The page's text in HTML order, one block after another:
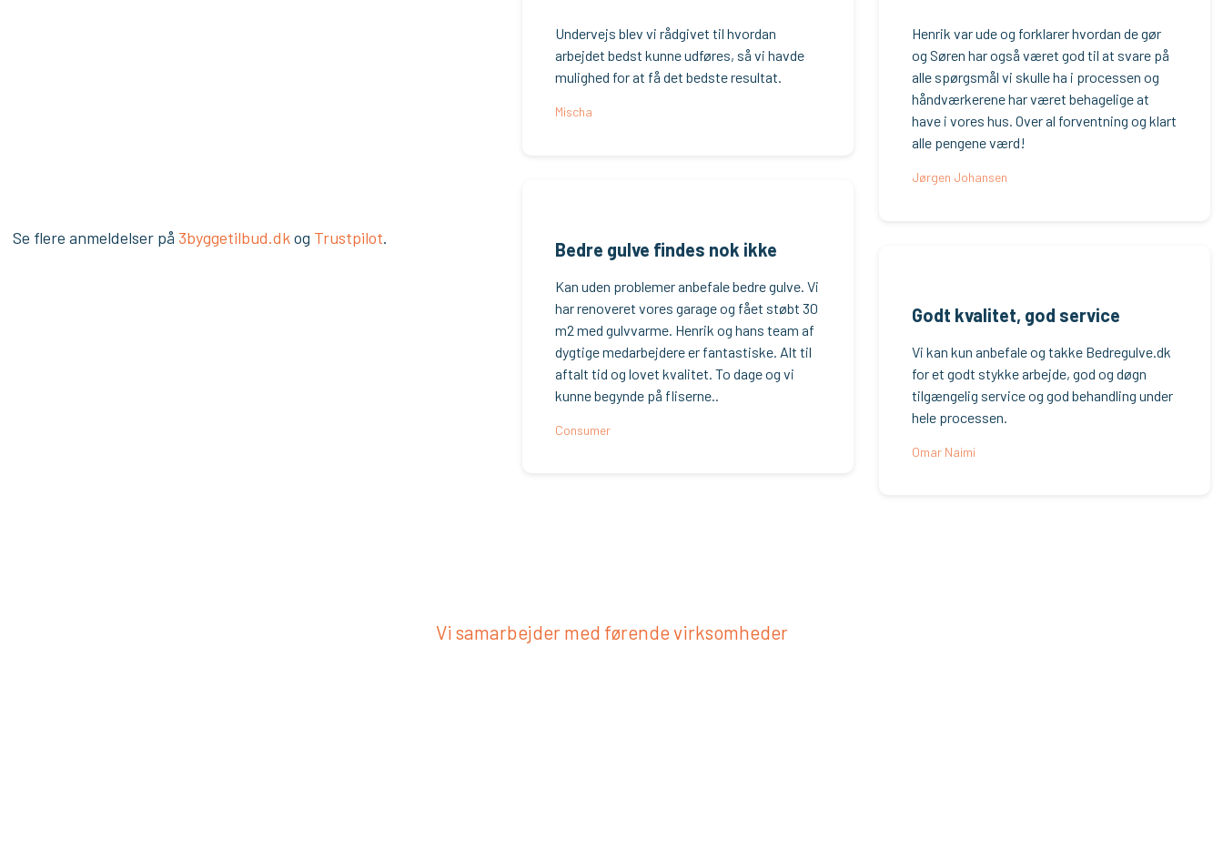
Se flere anmeldelser på 3byggetilbud.dkog Trustpilot.​
Undervejs blev vi rådgivet til hvordan
arbejdet bedst kunne udføres, så vi havde
mulighed for at få det bedste resultat.
Mischa
Bedre gulve findes nok ikke
Kan uden problemer anbefale bedre gulve. Vi
har renoveret vores garage og fået støbt 30
m2 med gulvvarme. Henrik og hans team af
dygtige medarbejdere er fantastiske. Alt til
aftalt tid og lovet kvalitet. To dage og vi
kunne begynde på fliserne..
Consumer
Henrik var ude og forklarer hvordan de gør
og Søren har også været god til at svare på
alle spørgsmål vi skulle ha i processen og
håndværkerene har været behagelige at
have i vores hus. Over al forventning og klart
alle pengene værd!
Jørgen Johansen
Godt kvalitet, god service
Vi kan kun anbefale og takke Bedregulve.dk
for et godt stykke arbejde, god og døgn
tilgængelig service og god behandling under
hele processen.
Omar Naimi
Vi samarbejder med førende virksomheder​